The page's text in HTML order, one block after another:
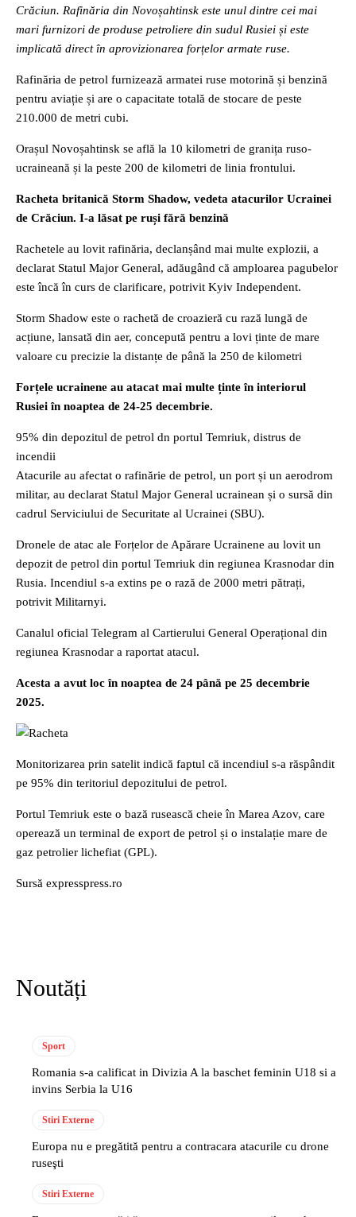
Crăciun. Rafinăria din Novoșahtinsk este unul dintre cei mai
mari furnizori de produse petroliere din sudul Rusiei și este
implicată direct în aprovizionarea forțelor armate ruse.
Rafinăria de petrol furnizează armatei ruse motorină și benzină
pentru aviație și are o capacitate totală de stocare de peste
210.000 de metri cubi.
Orașul Novoșahtinsk se află la 10 kilometri de granița ruso-
ucraineană și la peste 200 de kilometri de linia frontului.
Racheta britanică Storm Shadow, vedeta atacurilor Ucrainei
de Crăciun. I-a lăsat pe ruși fără benzină
Rachetele au lovit rafinăria, declanșând mai multe explozii, a
declarat Statul Major General, adăugând că amploarea pagubelor
este încă în curs de clarificare, potrivit Kyiv Independent.
Storm Shadow este o rachetă de croazieră cu rază lungă de
acțiune, lansată din aer, concepută pentru a lovi ținte de mare
valoare cu precizie la distanțe de până la 250 de kilometri
Forțele ucrainene au atacat mai multe ținte în interiorul
Rusiei în noaptea de 24-25 decembrie.
95% din depozitul de petrol dn portul Temriuk, distrus de
incendii
Atacurile au afectat o rafinărie de petrol, un port și un aerodrom
militar, au declarat Statul Major General ucrainean și o sursă din
cadrul Serviciului de Securitate al Ucrainei (SBU).
Dronele de atac ale Forțelor de Apărare Ucrainene au lovit un
depozit de petrol din portul Temriuk din regiunea Krasnodar din
Rusia. Incendiul s-a extins pe o rază de 2000 metri pătrați,
potrivit Militarnyi.
Canalul oficial Telegram al Cartierului General Operațional din
regiunea Krasnodar a raportat atacul.
Acesta a avut loc în noaptea de 24 până pe 25 decembrie
2025.
Monitorizarea prin satelit indică faptul că incendiul s-a răspândit
pe 95% din teritoriul depozitului de petrol.
Portul Temriuk este o bază rusească cheie în Marea Azov, care
operează un terminal de export de petrol și o instalație mare de
gaz petrolier lichefiat (GPL).
Sursă expresspress.ro
Noutăți
Sport
Romania s-a calificat in Divizia A la baschet feminin U18 si a
invins Serbia la U16
Stiri Externe
Europa nu e pregătită pentru a contracara atacurile cu drone
ruseşti
Stiri Externe